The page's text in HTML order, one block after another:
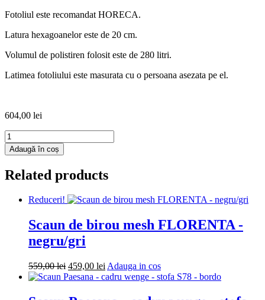
Fotoliul este recomandat HORECA.
Latura hexagoanelor este de 20 cm.
Volumul de polistiren folosit este de 280 litri.
Latimea fotoliului este masurata cu o persoana asezata pe el.
604,00 lei
Cantitate
Fotoliu
puf
Ball
imitatie
galben/coniac
Adaugă în coș
Related products
Reduceri!
Scaun de birou mesh FLORENTA -
negru/gri
559,00lei Prețul
inițial
fost:
459,00 lei Prețul
curent
Adauga in cosAdauga
in